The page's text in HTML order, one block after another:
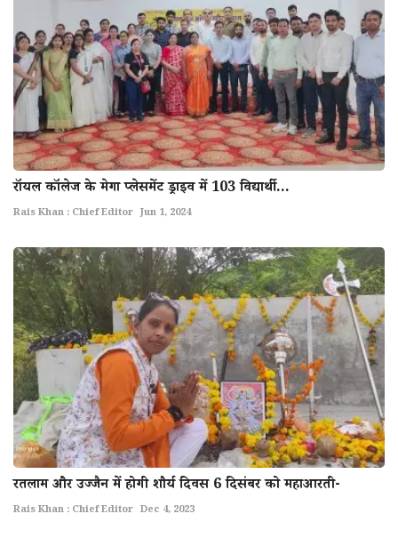
राॅयल काॅलेज के मेगा प्लेसमेंट ड्राइव में 103 विद्यार्थी...
Rais Khan : Chief Editor Jun 1, 2024
रतलाम और उज्जैन में होगी शौर्य दिवस 6 दिसंबर को महाआरती-
Rais Khan : Chief Editor Dec 4, 2023